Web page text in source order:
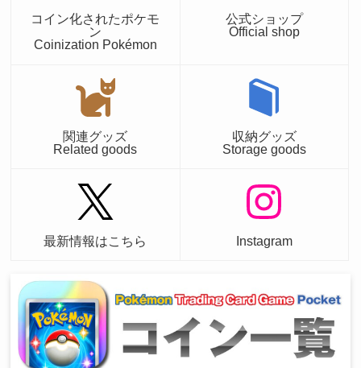
コイン化されたポケモ
ン
Coinization Pokémon
公式ショップ
Official shop
関連グッズ
Related goods
収納グッズ
Storage goods
最新情報はこちら Instagram